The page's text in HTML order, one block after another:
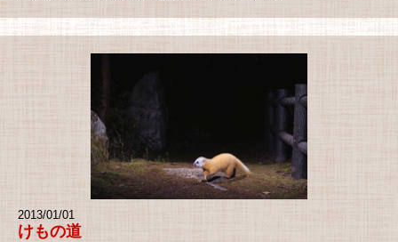
2013/01/01
けもの道